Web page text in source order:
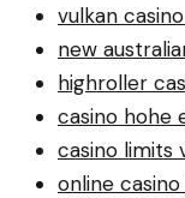
vulkan
new
highroller
casino hohe
casino limits
online